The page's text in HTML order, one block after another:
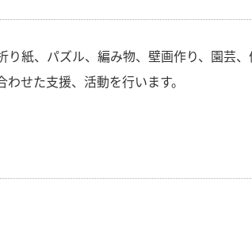
り紙、パズル、編み物、壁画作り、園芸
せた支援、活動を行います。